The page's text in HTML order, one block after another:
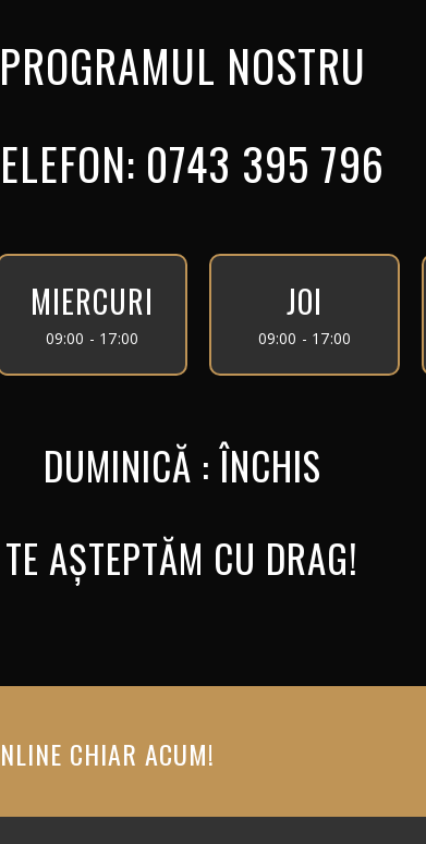
PROGRAMUL NOSTRU
0743 395 796
MIERCURI
09:00 - 17:00
JOI
09:00 - 17:00
DUMINICĂ : ÎNCHIS
TE AȘTEPTĂM CU DRAG!
CHIAR ACUM!